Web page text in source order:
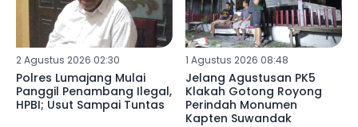
2 Agustus 2026 02:30
Polres Lumajang Mulai
Panggil Penambang Ilegal,
HPBI; Usut Sampai Tuntas
1 Agustus 2026 08:48
Jelang Agustusan PK5
Klakah Gotong Royong
Perindah Monumen
Kapten Suwandak